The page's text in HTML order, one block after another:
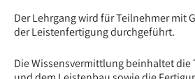
Der Lehrgang wird für Teilnehmer mit
der Leistenfertigung durchgeführt.
Die Wissensvermittlung beinhaltet